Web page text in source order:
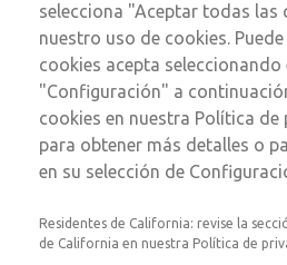
Nuestra
Industria
conocer su negocio es
tecnología comprobada de
selecciona "Aceptar todas las
nuestro uso de cookies.
cookies acepta seleccionando
"Configuración" a
cookies en nuestra Política
para obtener más detalles o
en su selección de
Residentes de California: revise la
de California en nuestra Política de